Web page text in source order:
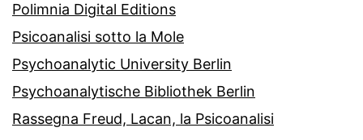
Polimnia Digital Editions
Psicoanalisi sotto la Mole
Psychoanalytic University Berlin
Psychoanalytische Bibliothek Berlin
Rassegna Freud, Lacan, la Psicoanalisi